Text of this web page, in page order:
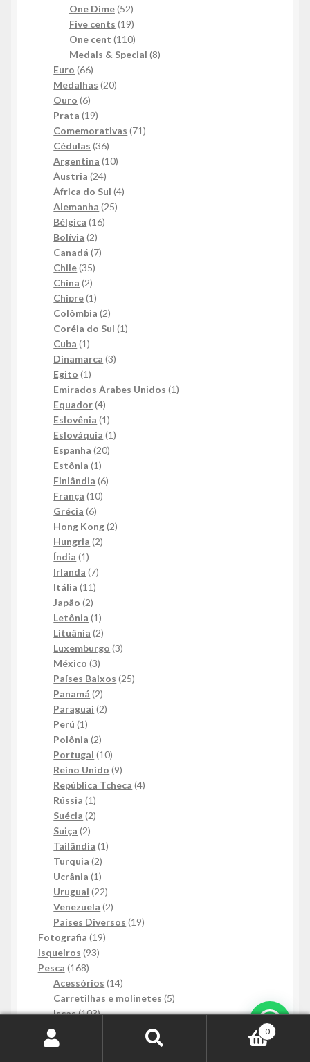
One Dime 5252
produtos
Five cents 1919
produtos
One cent 110110
produtos
Medals & Special 88
Euro 6666
produtos
Medalhas 2020
Ouro 66
produtos
Prata 1919
produtos
Comemorativas 7171
Cédulas 3636
produtos
Argentina 1010
Áustria 2424
produtos
África do Sul 44
Alemanha 2525
Bélgica 1616
Bolívia 22
produtos
Canadá 77
Chile 3535
China 22
produtos
Chipre 11
produto
Colômbia 22
produtos
Coréia do Sul 11
Cuba 11
produto
Dinamarca 33
Egito 11
produto
Emirados Árabes Unidos 11
Equador 44
produtos
Eslovênia 11
produto
Eslováquia 11
Espanha 2020
Estônia 11
produto
Finlândia 66
França 1010
Grécia 66
produtos
Hong Kong 22
Hungria 22
Índia 11
produto
Irlanda 77
Itália 1111
Japão 22
produtos
Letônia 11
produto
Lituânia 22
produtos
Luxemburgo 33
México 33
produtos
Países Baixos 2525
Panamá 22
produtos
Paraguai 22
Perú 11
produto
Polônia 22
produtos
Portugal 1010
produtos
Reino Unido 99
produtos
República Tcheca 44
Rússia 11
produto
Suécia 22
Suiça 22
produtos
Tailândia 11
Turquia 22
produtos
Ucrânia 11
produto
Uruguai 2222
produtos
Venezuela 22
produtos
Países Diversos 1919
Fotografia 1919
Isqueiros 9393
Pesca 168168
produtos
Acessórios 1414
produtos
Carretilhas e molinetes 55
produtos
Iscas 103103
Tralhas
Varas
Pesquisar
Pesquisar
0